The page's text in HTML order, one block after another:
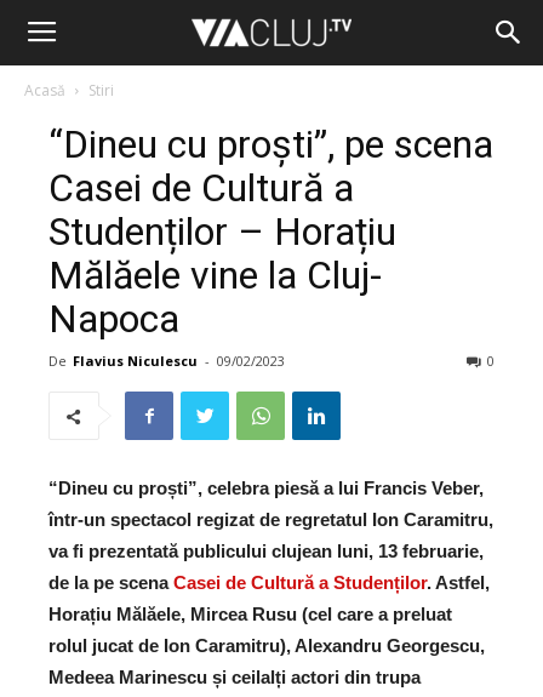
Acasă Stiri
“Dineu cu proști”, pe scena
Casei de Cultură a
Studenților – Horațiu
Mălăele vine la Cluj-
Napoca
De Flavius Niculescu - 09/02/2023 0
“Dineu cu proști”, celebra piesă a lui Francis Veber,
într-un spectacol regizat de regretatul Ion Caramitru,
va fi prezentată publicului clujean luni, 13 februarie,
de la pe scenaCasei de Cultură a Studenților. Astfel,
Horațiu Mălăele, Mircea Rusu (cel care a preluat
rolul jucat de Ion Caramitru), Alexandru Georgescu,
Medeea Marinescu și ceilalți actori din trupa